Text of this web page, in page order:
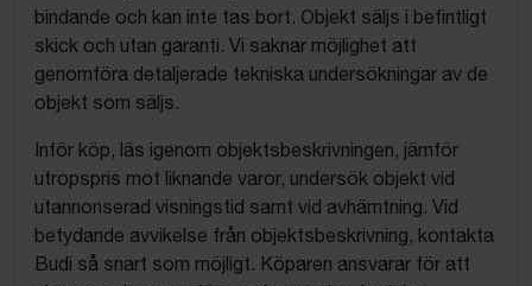
bindande och kan inte tas bort. Objekt säljs i befintligt
skick och utan garanti. Vi saknar möjlighet att
genomföra detaljerade tekniska undersökningar av de
objekt som säljs.
Inför köp, läs igenom objektsbeskrivningen, jämför
utropspris mot liknande varor, undersök objekt vid
utannonserad visningstid samt vid avhämtning. Vid
betydande avvikelse från objektsbeskrivning, kontakta
Budi så snart som möjligt. Köparen ansvarar för att